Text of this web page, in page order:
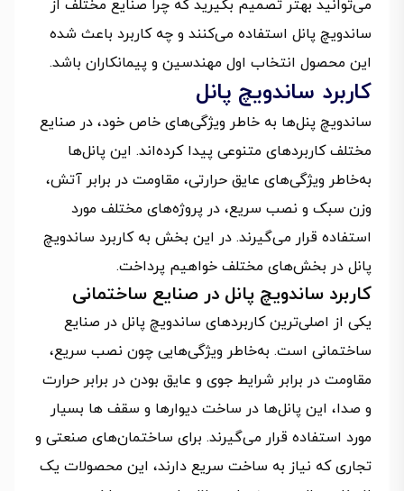
می‌توانید بهتر تصمیم بگیرید که چرا صنایع مختلف از
ساندویچ پانل استفاده می‌کنند و چه کاربرد باعث شده
این محصول انتخاب اول مهندسین و پیمانکاران باشد.
کاربرد ساندویچ پانل
ساندویچ پنل‌ها به‌ خاطر ویژگی‌های خاص خود، در صنایع
مختلف کاربردهای متنوعی پیدا کرده‌اند. این پانل‌ها
به‌خاطر ویژگی‌های عایق حرارتی، مقاومت در برابر آتش،
وزن سبک و نصب سریع، در پروژه‌های مختلف مورد
استفاده قرار می‌گیرند. در این بخش به کاربرد ساندویچ
پانل در بخش‌های مختلف خواهیم پرداخت.
کاربرد ساندویچ پانل در صنایع ساختمانی
یکی از اصلی‌ترین کاربردهای ساندویچ پانل‌ در صنایع
ساختمانی است. به‌خاطر ویژگی‌هایی چون نصب سریع،
مقاومت در برابر شرایط جوی و عایق بودن در برابر حرارت
و صدا، این پانل‌ها در ساخت دیوارها و سقف‌ ها بسیار
مورد استفاده قرار می‌گیرند. برای ساختمان‌های صنعتی و
تجاری که نیاز به ساخت سریع دارند، این محصولات یک